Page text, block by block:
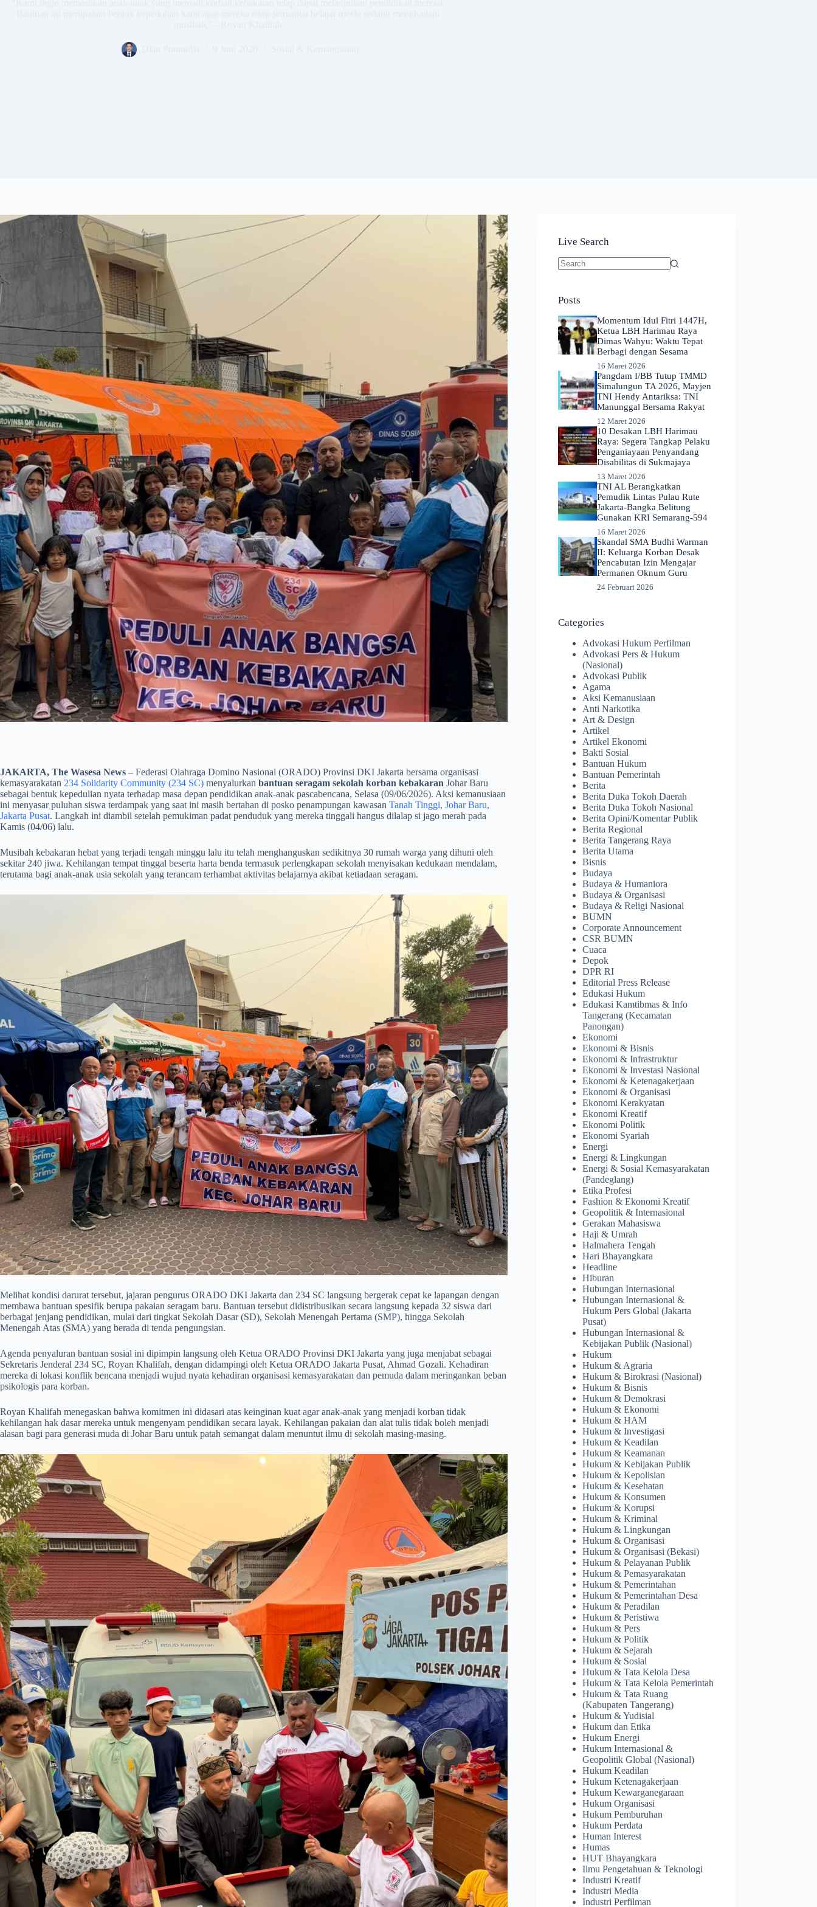
JAKARTA, The Wasesa News – Federasi Olahraga Domino Nasional (ORADO) Provinsi DKI Jakarta bersama organisasi
kemasyarakatan 234 Solidarity Community (234 SC) menyalurkan bantuan seragam sekolah korban kebakaran Johar Baru
sebagai bentuk kepedulian nyata terhadap masa depan pendidikan anak-anak pascabencana, Selasa (09/06/2026). Aksi kemanusiaan
ini menyasar puluhan siswa terdampak yang saat ini masih bertahan di posko penampungan kawasan Tanah Tinggi, Johar Baru,
Jakarta Pusat. Langkah ini diambil setelah pemukiman padat penduduk yang mereka tinggali hangus dilalap si jago merah pada
Kamis (04/06) lalu.
​Musibah kebakaran hebat yang terjadi tengah minggu lalu itu telah menghanguskan sedikitnya 30 rumah warga yang dihuni oleh
sekitar 240 jiwa. Kehilangan tempat tinggal beserta harta benda termasuk perlengkapan sekolah menyisakan kedukaan mendalam,
terutama bagi anak-anak usia sekolah yang terancam terhambat aktivitas belajarnya akibat ketiadaan seragam.
​Melihat kondisi darurat tersebut, jajaran pengurus ORADO DKI Jakarta dan 234 SC langsung bergerak cepat ke lapangan dengan
membawa bantuan spesifik berupa pakaian seragam baru. Bantuan tersebut didistribusikan secara langsung kepada 32 siswa dari
berbagai jenjang pendidikan, mulai dari tingkat Sekolah Dasar (SD), Sekolah Menengah Pertama (SMP), hingga Sekolah
Menengah Atas (SMA) yang berada di tenda pengungsian.
​Agenda penyaluran bantuan sosial ini dipimpin langsung oleh Ketua ORADO Provinsi DKI Jakarta yang juga menjabat sebagai
Sekretaris Jenderal 234 SC, Royan Khalifah, dengan didampingi oleh Ketua ORADO Jakarta Pusat, Ahmad Gozali. Kehadiran
mereka di lokasi konflik bencana menjadi wujud nyata kehadiran organisasi kemasyarakatan dan pemuda dalam meringankan beban
psikologis para korban.
​Royan Khalifah menegaskan bahwa komitmen ini didasari atas keinginan kuat agar anak-anak yang menjadi korban tidak
kehilangan hak dasar mereka untuk mengenyam pendidikan secara layak. Kehilangan pakaian dan alat tulis tidak boleh menjadi
alasan bagi para generasi muda di Johar Baru untuk patah semangat dalam menuntut ilmu di sekolah masing-masing.
Live Search
Posts
Momentum Idul Fitri 1447H,
Ketua LBH Harimau Raya
Dimas Wahyu: Waktu Tepat
Berbagi dengan Sesama
16 Maret 2026
Pangdam I/BB Tutup TMMD
Simalungun TA 2026, Mayjen
TNI Hendy Antariksa: TNI
Manunggal Bersama Rakyat
12 Maret 2026
​10 Desakan LBH Harimau
Raya: Segera Tangkap Pelaku
Penganiayaan Penyandang
Disabilitas di Sukmajaya
13 Maret 2026
TNI AL Berangkatkan
Pemudik Lintas Pulau Rute
Jakarta-Bangka Belitung
Gunakan KRI Semarang-594
16 Maret 2026
Skandal SMA Budhi Warman
II: Keluarga Korban Desak
Pencabutan Izin Mengajar
Permanen Oknum Guru
24 Februari 2026
Categories
Advokasi Hukum Perfilman
Advokasi Pers & Hukum
(Nasional)
Advokasi Publik
Agama
Aksi Kemanusiaan
Anti Narkotika
Art & Design
Artikel
Artikel Ekonomi
Bakti Sosial
Bantuan Hukum
Bantuan Pemerintah
Berita
Berita Duka Tokoh Daerah
Berita Duka Tokoh Nasional
Berita Opini/Komentar Publik
Berita Regional
Berita Tangerang Raya
Berita Utama
Bisnis
Budaya
Budaya & Humaniora
Budaya & Organisasi
Budaya & Religi Nasional
BUMN
Corporate Announcement
CSR BUMN
Cuaca
Depok
DPR RI
Editorial Press Release
Edukasi Hukum
Edukasi Kamtibmas & Info
Tangerang (Kecamatan
Panongan)
Ekonomi
Ekonomi & Bisnis
Ekonomi & Infrastruktur
Ekonomi & Investasi Nasional
Ekonomi & Ketenagakerjaan
Ekonomi & Organisasi
Ekonomi Kerakyatan
Ekonomi Kreatif
Ekonomi Politik
Ekonomi Syariah
Energi
Energi & Lingkungan
Energi & Sosial Kemasyarakatan
(Pandeglang)
Etika Profesi
Fashion & Ekonomi Kreatif
Geopolitik & Internasional
Gerakan Mahasiswa
Haji & Umrah
Halmahera Tengah
Hari Bhayangkara
Headline
Hiburan
Hubungan Internasional
Hubungan Internasional &
Hukum Pers Global (Jakarta
Pusat)
Hubungan Internasional &
Kebijakan Publik (Nasional)
Hukum
Hukum & Agraria
Hukum & Birokrasi (Nasional)
Hukum & Bisnis
Hukum & Demokrasi
Hukum & Ekonomi
Hukum & HAM
Hukum & Investigasi
Hukum & Keadilan
Hukum & Keamanan
Hukum & Kebijakan Publik
Hukum & Kepolisian
Hukum & Kesehatan
Hukum & Konsumen
Hukum & Korupsi
Hukum & Kriminal
Hukum & Lingkungan
Hukum & Organisasi
Hukum & Organisasi (Bekasi)
Hukum & Pelayanan Publik
Hukum & Pemasyarakatan
Hukum & Pemerintahan
Hukum & Pemerintahan Desa
Hukum & Peradilan
Hukum & Peristiwa
Hukum & Pers
Hukum & Politik
Hukum & Sejarah
Hukum & Sosial
Hukum & Tata Kelola Desa
Hukum & Tata Kelola Pemerintah
Hukum & Tata Ruang
(Kabupaten Tangerang)
Hukum & Yudisial
Hukum dan Etika
Hukum Energi
Hukum Internasional &
Geopolitik Global (Nasional)
Hukum Keadilan
Hukum Ketenagakerjaan
Hukum Kewarganegaraan
Hukum Organisasi
Hukum Pemburuhan
Hukum Perdata
Human Interest
Humas
HUT Bhayangkara
Ilmu Pengetahuan & Teknologi
Industri Kreatif
Industri Media
Industri Perfilman